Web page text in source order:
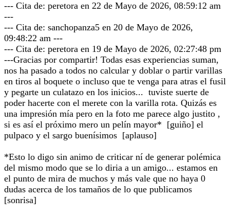
--- Cita de: peretora en 22 de Mayo de 2026, 08:59:12 am
---
--- Cita de: sanchopanza5 en 20 de Mayo de 2026,
09:48:22 am ---
--- Cita de: peretora en 19 de Mayo de 2026, 02:27:48 pm
---Gracias por compartir! Todas esas experiencias suman,
nos ha pasado a todos no calcular y doblar o partir varillas
en tiros al boquete o incluso que te venga para atras el fusil
y pegarte un culatazo en los inicios... tuviste suerte de
poder hacerte con el merete con la varilla rota. Quizás es
una impresión mía pero en la foto me parece algo justito ,
si es así el próximo mero un pelín mayor* [guiño] el
pulpaco y el sargo buenísimos [aplauso]
*Esto lo digo sin animo de criticar ní de generar polémica
del mismo modo que se lo diria a un amigo... estamos en
el punto de mira de muchos y más vale que no haya 0
dudas acerca de los tamaños de lo que publicamos
[sonrisa]